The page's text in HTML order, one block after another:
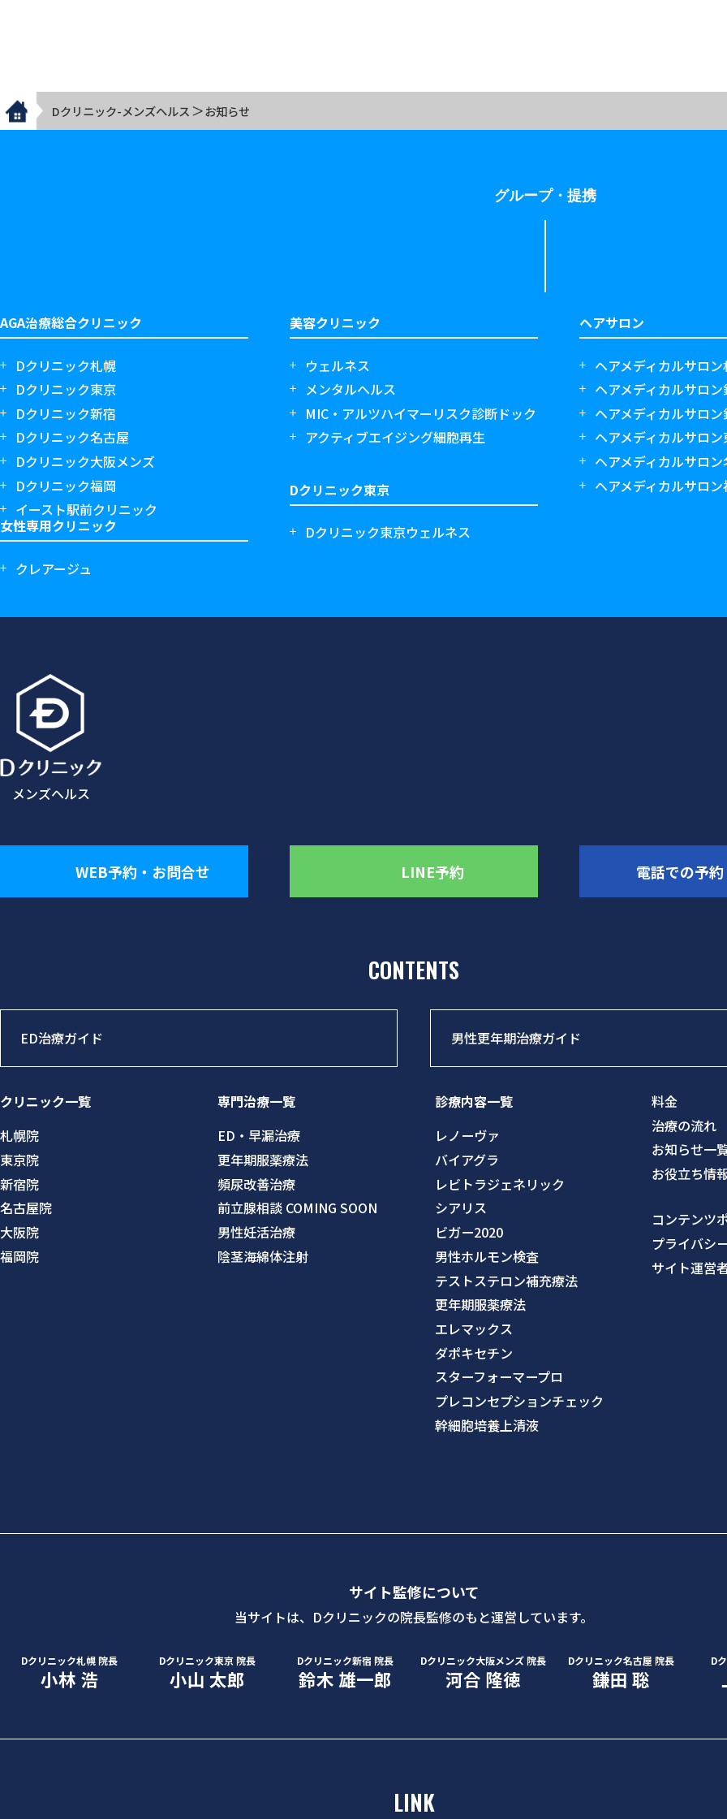
Dクリニック-メンズヘルス お知らせ
グループ・提携
AGA治療総合クリニック
Dクリニック札幌
Dクリニック東京
Dクリニック新宿
Dクリニック名古屋
Dクリニック大阪メンズ
Dクリニック福岡
イースト駅前クリニック
女性専用クリニック
クレアージュ
美容クリニック
ウェルネス
メンタルヘルス
MIC・アルツハイマーリスク診断ドック
アクティブエイジング細胞再生
Dクリニック東京
Dクリニック東京ウェルネス
ヘアサロン
ヘアメディカルサロ
ヘアメディカルサロ
ヘアメディカルサロ
ヘアメディカルサロ
ヘアメディカルサロン
ヘアメディカルサロン
メンズヘルス
WEB予約・お問合せ LINE予約 電話での予
CONTENTS
ED治療ガイド 男性更年期治療ガイド
クリニック一覧
札幌院
東京院
新宿院
名古屋院
大阪院
福岡院
専門治療一覧
ED・早漏治療
更年期服薬療法
頻尿改善治療
前立腺相談 COMING SOON
男性妊活治療
陰茎海綿体注射
診療内容一覧
レノーヴァ
バイアグラ
レビトラジェネリック
シアリス
ビガー2020
男性ホルモン検査
テストステロン補充療法
更年期服薬療法
エレマックス
ダポキセチン
スターフォーマープロ
プレコンセプションチェック
幹細胞培養上清液
料金
治療の流れ
お知らせ一
お役立ち情
コンテンツ
プライバシ
サイト運営
サイト監修について
当サイトは、Dクリニックの院長監修のもと運営しています。
Dクリニック札幌 院長
小林 浩
Dクリニック東京 院長
小山 太郎
Dクリニック新宿 院長
鈴木 雄一郎
Dクリニック大阪メンズ 院長
河合 隆徳
Dクリニック名古屋 院長
鎌田 聡
D
LINK